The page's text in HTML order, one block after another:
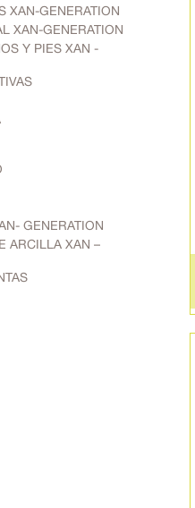
XAN-GENERATION
XAN-GENERATION
Y PIES XAN -
GENERATION
ARCILLA XAN –